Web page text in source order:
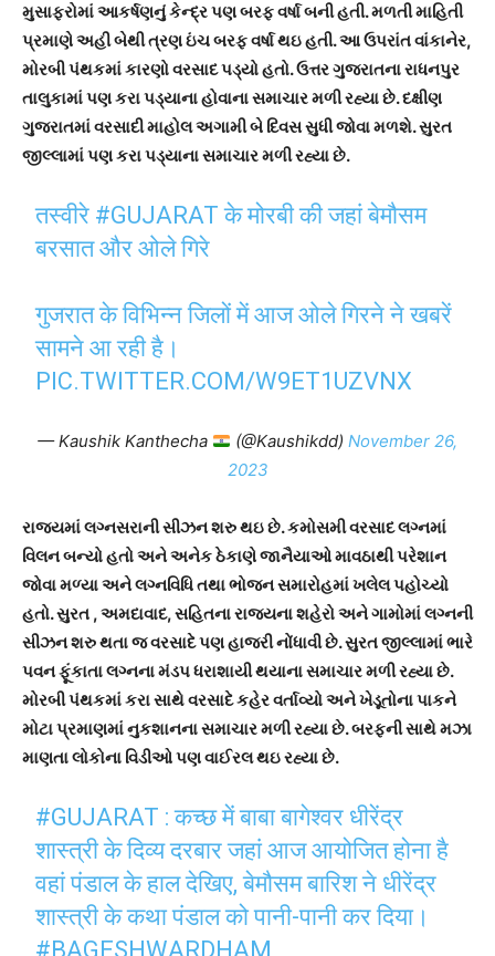
મુસાફરોમાં આકર્ષણનું કેન્દ્ર પણ બરફ વર્ષા બની હતી. મળતી માહિતી
પ્રમાણે અહી બેથી ત્રણ ઇંચ બરફ વર્ષા થઇ હતી. આ ઉપરાંત વાંકાનેર,
મોરબી પંથકમાં કારણો વરસાદ પડ્યો હતો. ઉત્તર ગુજરાતના રાધનપુર
તાલુકામાં પણ કરા પડ્યાના હોવાના સમાચાર મળી રહ્યા છે. દક્ષીણ
ગુજરાતમાં વરસાદી માહોલ અગામી બે દિવસ સુધી જોવા મળશે. સુરત
જીલ્લામાં પણ કરા પડ્યાના સમાચાર મળી રહ્યા છે.
तस्वीरे #GUJARAT के मोरबी की जहां बेमौसम
बरसात और ओले गिरे
गुजरात के विभिन्न जिलों में आज ओले गिरने ने खबरें
सामने आ रही है।
PIC.TWITTER.COM/W9ET1UZVNX
— Kaushik Kanthecha (@Kaushikdd)November 26,
2023
રાજ્યમાં લગ્નસરાની સીઝન શરુ થઇ છે. કમોસમી વરસાદ લગ્નમાં
વિલન બન્યો હતો અને અનેક ઠેકાણે જાનૈયાઓ માવઠાથી પરેશાન
જોવા મળ્યા અને લગ્નવિધિ તથા ભોજન સમારોહમાં ખલેલ પહોચ્યો
હતો. સુરત , અમદાવાદ, સહિતના રાજ્યના શહેરો અને ગામોમાં લગ્નની
સીઝન શરુ થતા જ વરસાદે પણ હાજરી નોંધાવી છે. સુરત જીલ્લામાં ભારે
પવન ફૂંકાતા લગ્નના મંડપ ધરાશાયી થયાના સમાચાર મળી રહ્યા છે.
મોરબી પંથકમાં કરા સાથે વરસાદે કહેર વર્તાવ્યો અને ખેડૂતોના પાકને
મોટા પ્રમાણમાં નુકશાનના સમાચાર મળી રહ્યા છે. બરફની સાથે મઝા
માણતા લોકોના વિડીઓ પણ વાઈરલ થઇ રહ્યા છે.
#GUJARAT : कच्छ में बाबा बागेश्वर धीरेंद्र
शास्त्री के दिव्य दरबार जहां आज आयोजित होना है
वहां पंडाल के हाल देखिए, बेमौसम बारिश ने धीरेंद्र
शास्त्री के कथा पंडाल को पानी-पानी कर दिया।
#BAGESHWARDHAM